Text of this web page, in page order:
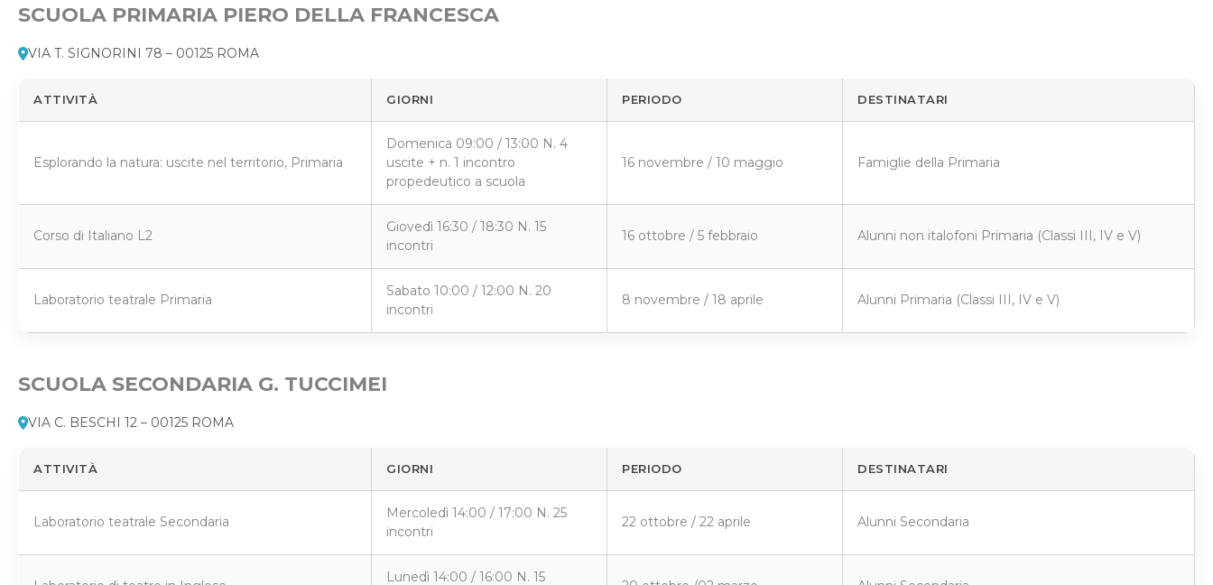
SCUOLA PRIMARIA PIERO DELLA FRANCESCA
VIA T. SIGNORINI 78 – 00125 ROMA
ATTIVITÀ GIORNI PERIODO DESTINATARI
Esplorando la natura: uscite nel territorio, Primaria
Domenica 09:00 / 13:00 N. 4
uscite + n. 1 incontro
propedeutico a scuola
16 novembre / 10 maggio Famiglie della Primaria
Corso di Italiano L2
Giovedì 16:30 / 18:30 N. 15
incontri
16 ottobre / 5 febbraio Alunni non italofoni Primaria (Classi III, IV e V)
Laboratorio teatrale Primaria
Sabato 10:00 / 12:00 N. 20
incontri
8 novembre / 18 aprile Alunni Primaria (Classi III, IV e V)
SCUOLA SECONDARIA G. TUCCIMEI
VIA C. BESCHI 12 – 00125 ROMA
ATTIVITÀ GIORNI PERIODO DESTINATARI
Laboratorio teatrale Secondaria
Mercoledì 14:00 / 17:00 N. 25
incontri
22 ottobre / 22 aprile Alunni Secondaria
Lunedì 14:00 / 16:00 N. 15